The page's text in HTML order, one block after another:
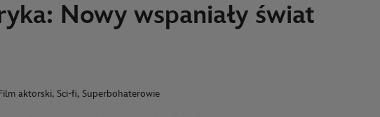
Nowy wspaniały świat
aktorski, Sci-fi, Superbohaterowie